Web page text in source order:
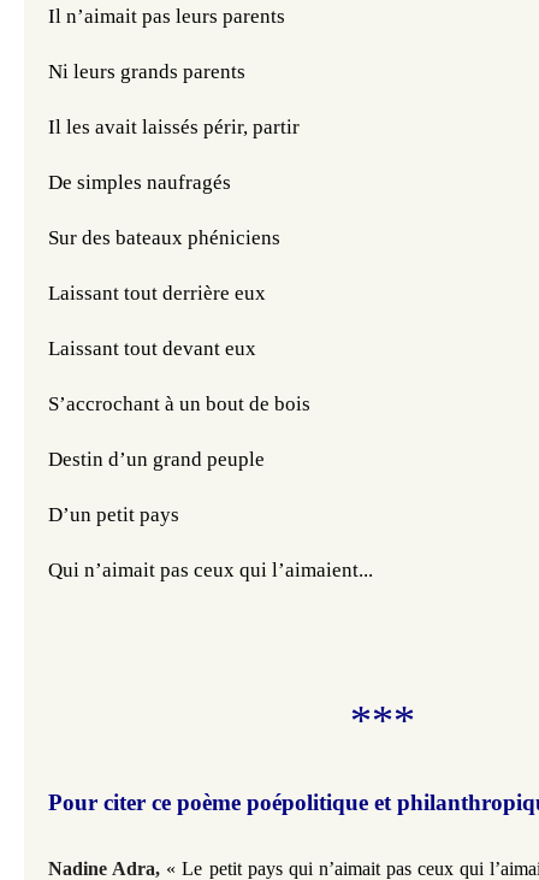
Il n’aimait pas leurs parents
Ni leurs grands parents
Il les avait laissés périr, partir
De simples naufragés
Sur des bateaux phéniciens
Laissant tout derrière eux
Laissant tout devant eux
S’accrochant à un bout de bois
Destin d’un grand peuple
D’un petit pays
Qui n’aimait pas ceux qui l’aimaient...
***
Pour citer ce poème poépolitique et
Nadine Adra, «Le petit pays qui n’aimait pas ceux qui